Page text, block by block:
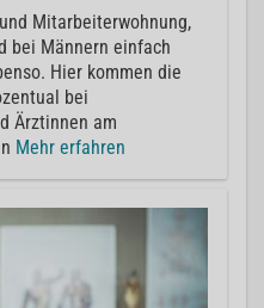
Mitarbeiterwohnung,
bei Männern einfach
Hier kommen die
bei
Ärztinnen am
Mehr erfahren